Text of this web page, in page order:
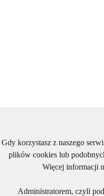
Gdy korzystasz z naszego
plików cookies lub
Więcej informacji
Administratorem, czyli